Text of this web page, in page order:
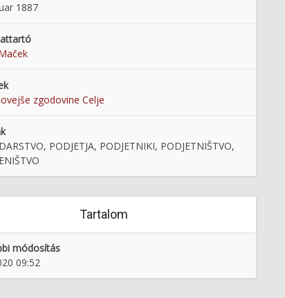
1887
zgodovine Celje
PODJETJA, PODJETNIKI, PODJETNIŠTVO,
Tartalom
módosítás
09:52